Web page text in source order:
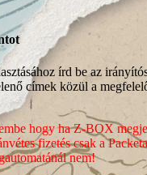
írd be az
címek közül a
hogy ha Z-BOX
fizetés csak a
nem!